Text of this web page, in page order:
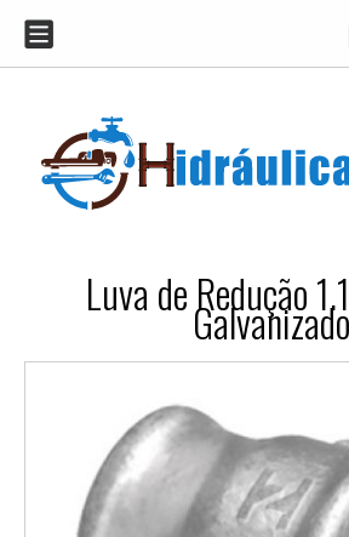
Luva de Redução
Galvanizado